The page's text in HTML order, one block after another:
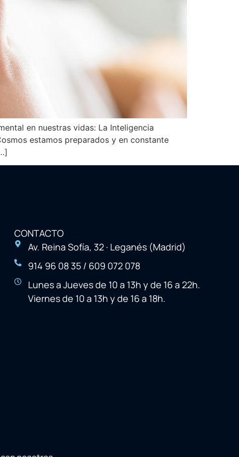
en nuestras vidas: La Inteligencia
estamos preparados y en constante
CONTACTO
Av. Reina Sofía, 32 · Leganés (Madrid)
914 96 08 35 / 609 072 078
Lunes a Jueves de 10 a 13h y de 16 a 22h.
Viernes de 10 a 13h y de 16 a 18h.